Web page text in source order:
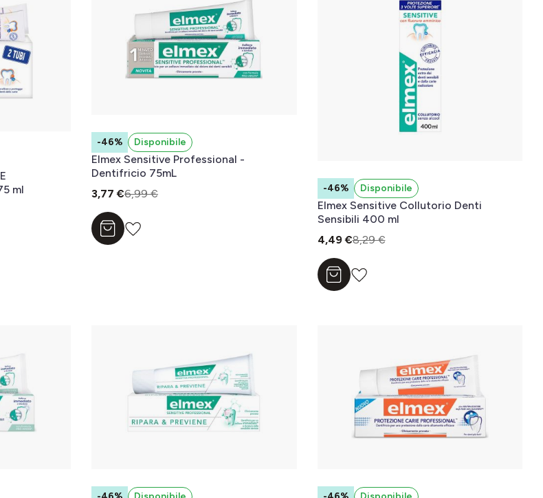
2 X 75 ml
-46% Disponibile
Elmex Sensitive Professional -
Dentifricio 75mL
3,77 €6,99 €
Aggiungi al carrello
-46% Disponibile
Elmex Sensitive Collutorio Denti
Sensibili 400 ml
4,49 €8,29 €
Aggiungi al carrello